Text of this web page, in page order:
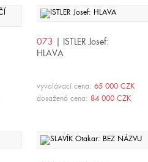
073 | ISTLER Josef:
HLAVA
vyvolávací cena: 65 000 CZK
dosažená cena: 84 000 CZK